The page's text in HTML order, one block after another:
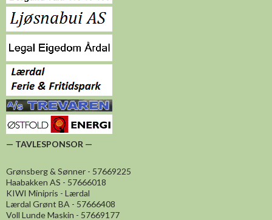
— TAVLESPONSOR —
Grønsberg & Sønner - 57669225
Haabakken AS - 57666018
KIWI Minipris - Lærdal
Lærdal Grønt BA - 57666408
Voll Lunde Maskin - 57669177